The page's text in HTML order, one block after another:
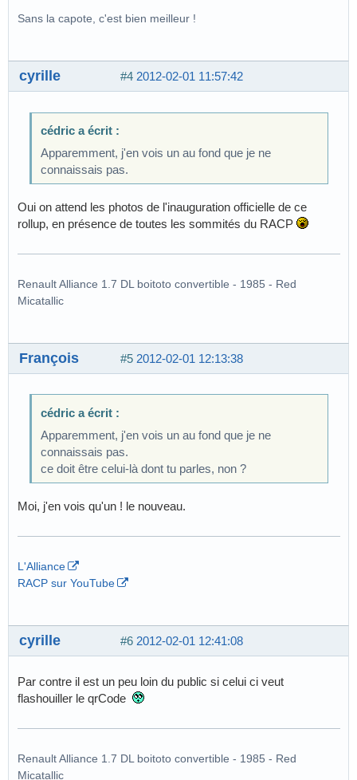
Sans la capote, c'est bien meilleur !
#4 2012-02-01 11:57:42
cyrille
cédric a écrit :
Apparemment, j'en vois un au fond que je ne
connaissais pas.
Oui on attend les photos de l'inauguration officielle de ce
rollup, en présence de toutes les sommités du RACP
Renault Alliance 1.7 DL boitoto convertible - 1985 - Red
Micatallic
#5 2012-02-01 12:13:38
François
cédric a écrit :
Apparemment, j'en vois un au fond que je ne
connaissais pas.
ce doit être celui-là dont tu parles, non ?
Moi, j'en vois qu'un ! le nouveau.
L'Alliance
RACP sur YouTube
#6 2012-02-01 12:41:08
cyrille
Par contre il est un peu loin du public si celui ci veut
flashouiller le qrCode
Renault Alliance 1.7 DL boitoto convertible - 1985 - Red
Micatallic